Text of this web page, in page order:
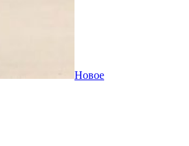
Новое